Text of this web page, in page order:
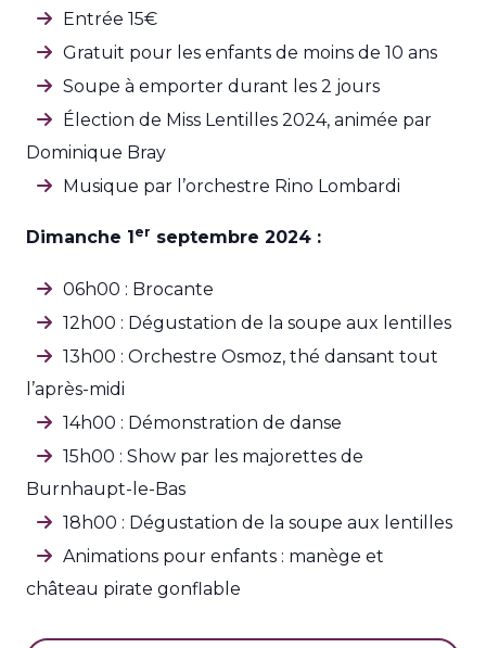
Entrée 15€
Gratuit pour les enfants de moins de 10 ans
Soupe à emporter durant les 2 jours
Élection de Miss Lentilles 2024, animée par
Dominique Bray
Musique par l’orchestre Rino Lombardi
Dimanche 1er septembre 2024 :
06h00 : Brocante
12h00 : Dégustation de la soupe aux lentilles
13h00 : Orchestre Osmoz, thé dansant tout
l’après-midi
14h00 : Démonstration de danse
15h00 : Show par les majorettes de
Burnhaupt-le-Bas
18h00 : Dégustation de la soupe aux lentilles
Animations pour enfants : manège et
château pirate gonflable